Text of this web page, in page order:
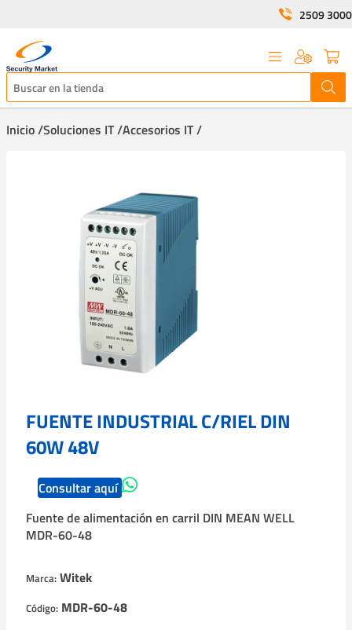
2509 3000
Inicio /Soluciones IT /Accesorios IT /
FUENTE INDUSTRIAL C/RIEL DIN
60W 48V
Consultar aquí
Fuente de alimentación en carril DIN MEAN WELL
MDR-60-48
Marca: Witek
Código: MDR-60-48